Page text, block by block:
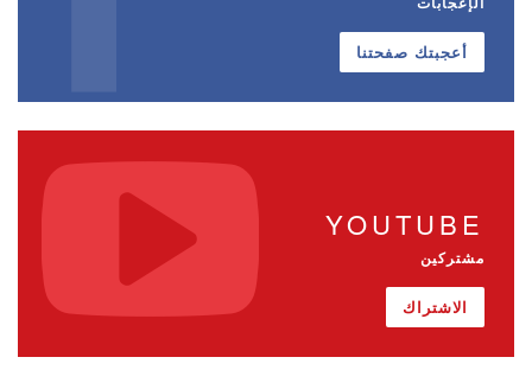
أعجبتك صفحتنا
YOUTUBE
مشتركين
الاشتراك